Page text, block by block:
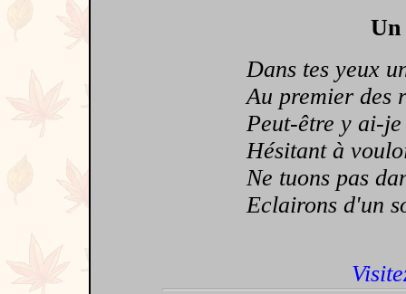
Un
Dans tes yeux
Au premier des
Peut-être y ai-je
Hésitant à
Ne tuons pas
Eclairons d'un